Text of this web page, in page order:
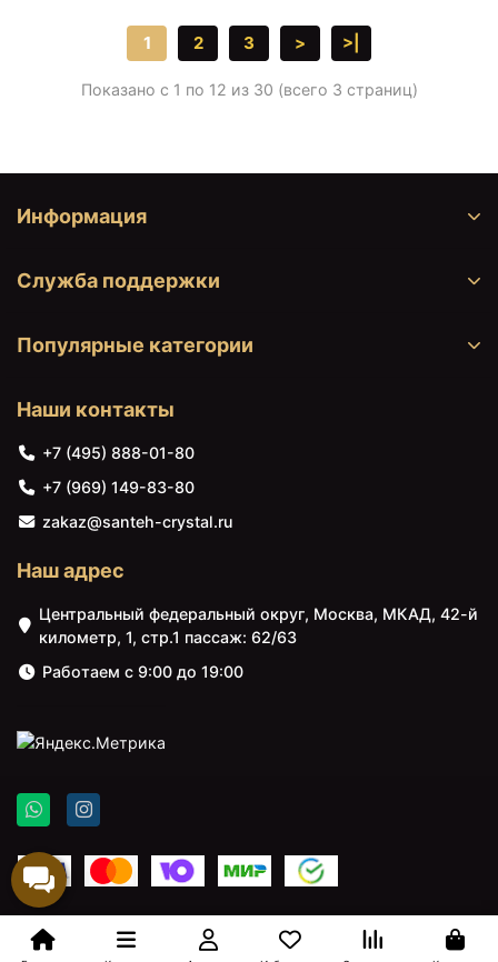
1 2 3 > >|
Показано с 1 по 12 из 30 (всего 3 страниц)
Информация
Служба поддержки
Популярные категории
Наши контакты
+7 (495) 888-01-80
+7 (969) 149-83-80
zakaz@santeh-crystal.ru
Наш адрес
Центральный федеральный округ, Москва, МКАД, 42-й
километр, 1, стр.1 пассаж: 62/63
Работаем с 9:00 до 19:00